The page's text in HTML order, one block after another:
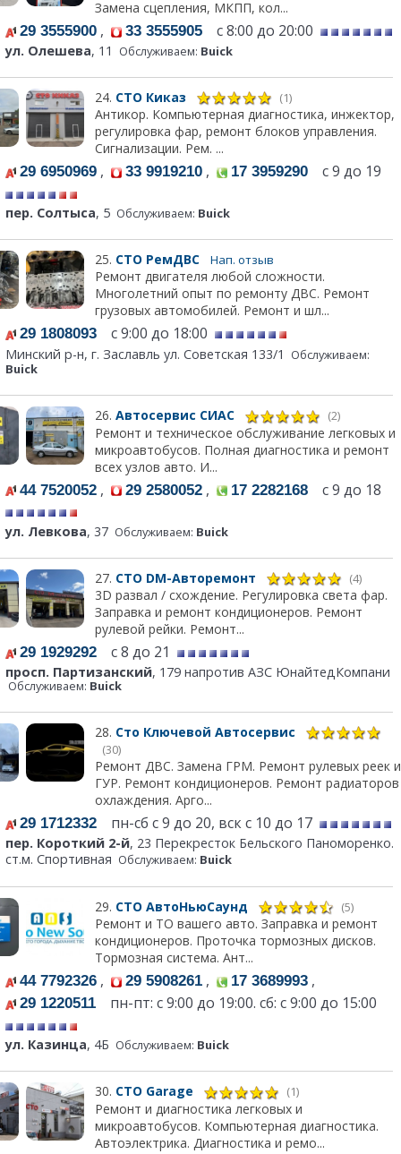
Замена сцепления, МКПП, кол...
29 3555900 , 33 3555905 с 8:00 до 20:00
ул. Олешева, 11 Обслуживаем: Buick
24. СТО Киказ (1)
Антикор. Компьютерная диагностика, инжектор,
регулировка фар, ремонт блоков управления.
Сигнализации. Рем. ...
29 6950969 , 33 9919210 , 17 3959290 с 9 до 19
пер. Солтыса, 5 Обслуживаем: Buick
25. СТО РемДВС Нап. отзыв
Ремонт двигателя любой сложности.
Многолетний опыт по ремонту ДВС. Ремонт
грузовых автомобилей. Ремонт и шл...
29 1808093 с 9:00 до 18:00
Минский р-н, г. Заславль ул. Советская 133/1
Обслуживаем:
Buick
26. Автосервис СИАС (2)
Ремонт и техническое обслуживание легковых и
микроавтобусов. Полная диагностика и ремонт
всех узлов авто. И...
44 7520052 , 29 2580052 , 17 2282168 с 9 до 18
ул. Левкова, 37 Обслуживаем: Buick
27. СТО DM-Авторемонт (4)
3D развал / схождение. Регулировка света фар.
Заправка и ремонт кондиционеров. Ремонт
рулевой рейки. Ремонт...
29 1929292 с 8 до 21
просп. Партизанский, 179 напротив АЗС ЮнайтедКомпани
Обслуживаем: Buick
28. Сто Ключевой Автосервис
(30)
Ремонт ДВС. Замена ГРМ. Ремонт рулевых реек и
ГУР. Ремонт кондиционеров. Ремонт радиаторов
охлаждения. Арго...
29 1712332 пн-сб с 9 до 20, вск с 10 до 17
пер. Короткий 2-й, 23 Перекресток Бельского Паноморенко.
ст.м. Спортивная Обслуживаем: Buick
29. СТО АвтоНьюСаунд (5)
Ремонт и ТО вашего авто. Заправка и ремонт
кондиционеров. Проточка тормозных дисков.
Тормозная система. Ант...
44 7792326 , 29 5908261 , 17 3689993 ,
29 1220511 пн-пт: с 9:00 до 19:00. сб: с 9:00 до 15:00
ул. Казинца, 4Б Обслуживаем: Buick
30. СТО Garage (1)
Ремонт и диагностика легковых и
микроавтобусов. Компьютерная диагностика.
Автоэлектрика. Диагностика и ремо...